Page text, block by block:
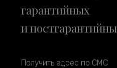
гарантийных
и
Получить адрес по СМС